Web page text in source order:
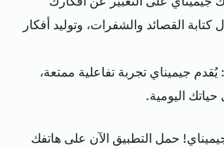
القصائد والشفرات، وتوليد أفكار
يُقدم جيميناي تجربة تفاعلية ممتعة،
اليومية.
حمل التطبيق الآن على هاتفك